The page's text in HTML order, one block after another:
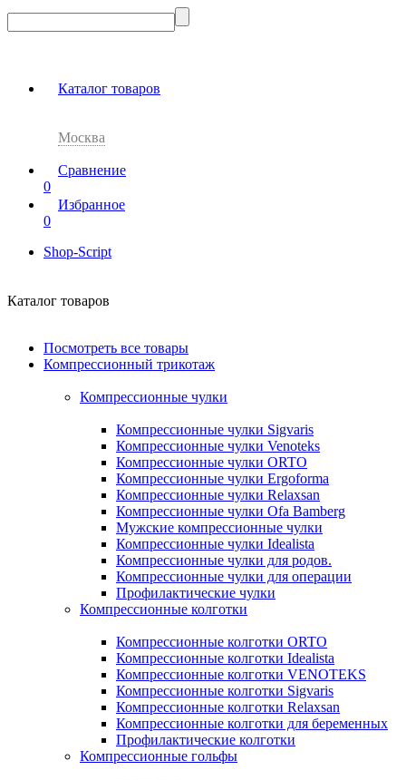
Каталог товаров
Москва
Сравнение
0
Избранное
0
Shop-Script
Каталог товаров
Посмотреть все товары
Компрессионный трикотаж
Компрессионные чулки
Компрессионные чулки Sigvaris
Компрессионные чулки Venoteks
Компрессионные чулки ORTO
Компрессионные чулки Ergoforma
Компрессионные чулки Relaxsan
Компрессионные чулки Ofa Bamberg
Мужские компрессионные чулки
Компрессионные чулки Idealista
Компрессионные чулки для родов.
Компрессионные чулки для операции
Профилактические чулки
Компрессионные колготки
Компрессионные колготки ORTO
Компрессионные колготки Idealista
Компрессионные колготки VENOTEKS
Компрессионные колготки Sigvaris
Компрессионные колготки Relaxsan
Компрессионные колготки для беременных
Профилактические колготки
Компрессионные гольфы